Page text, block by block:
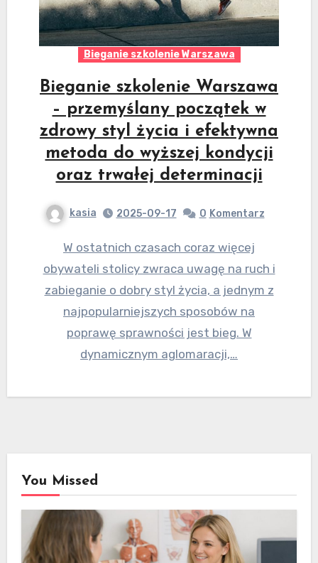
Bieganie szkolenie Warszawa
Bieganie szkolenie Warszawa
– przemyślany początek w
zdrowy styl życia i efektywna
metoda do wyższej kondycji
oraz trwałej determinacji
kasia 2025-09-17 0 Komentarz
W ostatnich czasach coraz więcej
obywateli stolicy zwraca uwagę na ruch i
zabieganie o dobry styl życia, a jednym z
najpopularniejszych sposobów na
poprawę sprawności jest bieg. W
dynamicznym aglomaracji,…
You Missed